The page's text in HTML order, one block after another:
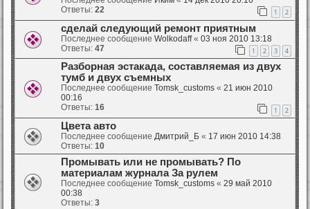
Ответы: 22 1 2
сделай следующий ремонт приятным
Последнее сообщение Wolkodaff« 03 ноя 2010 13:18
Ответы: 47 1 2 3 4
Разборная эстакада, составляемая из двух
тумб и двух съемных
Последнее сообщение Tomsk_customs « 21 июн 2010
00:16
Ответы: 16 1 2
Цвета авто
Последнее сообщение Дмитрий_Б « 17 июн 2010 14:38
Ответы: 10
Промывать или не промывать? По
материалам журнала За рулем
Последнее сообщение Tomsk_customs « 29 май 2010
00:38
Ответы: 3